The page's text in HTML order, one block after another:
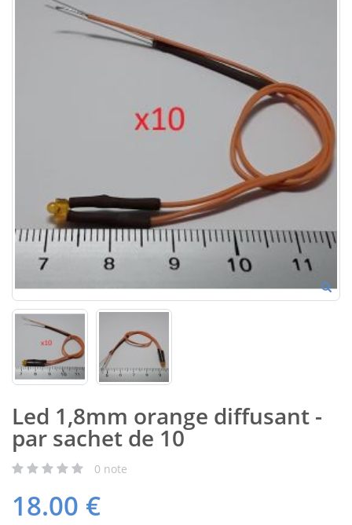
Led 1,8mm orange diffusant -
par sachet de 10
0 note
18.00 €